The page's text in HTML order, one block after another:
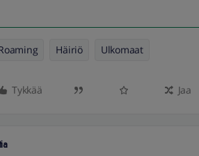
Häiriö Ulkomaat
Tykkää Jaa